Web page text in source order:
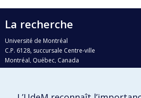
La recherche
Université de Montréal
C.P. 6128, succursale Centre-ville
Montréal, Québec, Canada
H3C 3J7